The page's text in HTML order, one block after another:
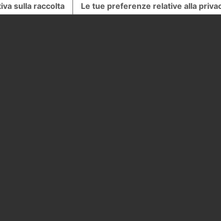
sulla raccolta Le tue preferenze relative alla